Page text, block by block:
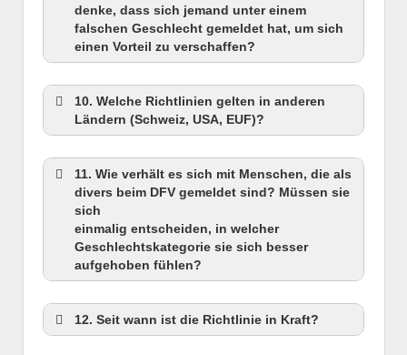
denke, dass sich jemand unter einem
falschen Geschlecht gemeldet hat, um sich
einen Vorteil zu verschaffen?
10. Welche Richtlinien gelten in anderen
Ländern (Schweiz, USA, EUF)?
11. Wie verhält es sich mit Menschen, die als
divers beim DFV gemeldet sind? Müssen sie
sich
einmalig entscheiden, in welcher
Geschlechtskategorie sie sich besser
aufgehoben fühlen?
12. Seit wann ist die Richtlinie in Kraft?